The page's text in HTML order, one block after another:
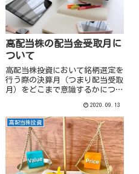
高配当株の配当金受取月に
ついて
高配当株投資において銘柄選定を
行う際の決算月（つまり配当受取
月）をどこまで意識するかについ
2020.09.13
高配当株投資